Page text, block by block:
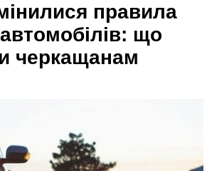
правила
автомобілів: що
черкащанам